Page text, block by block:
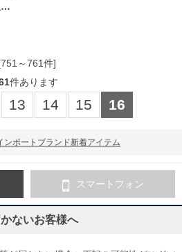
～761件]
件あります
13 14 15 16
ンポートブランド新着アイテム
スマートフォン
ないお客様へ